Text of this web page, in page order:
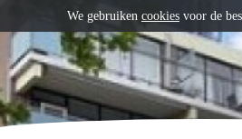
We gebruiken cookies voor de